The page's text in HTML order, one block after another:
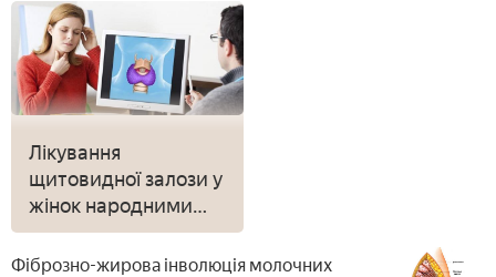
Лікування
щитовидної залози у
жінок народними
засобами від зобу і
вузлів
Фіброзно-жирова інволюція молочних